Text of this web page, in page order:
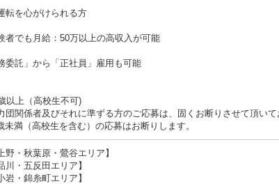
ブ
転免許不要）
らに昇給可能です！
転を心がけられる方
者でも月給：50万以上の高収入が可能
委託」から「正社員」雇用も可能
以上（高校生不可)
団関係者及びそれに準ずる方のご応募は、固くお断りさせて頂いて
未満（高校生を含む）の応募はお断りします。
・秋葉原・鶯谷エリア】
・五反田エリア】
・錦糸町エリア】